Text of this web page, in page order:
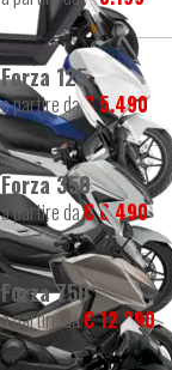
Forza 125
a partire da€ 5.490
Forza 350
a partire da€ 6.490
Forza 750
a partire da€ 12.290